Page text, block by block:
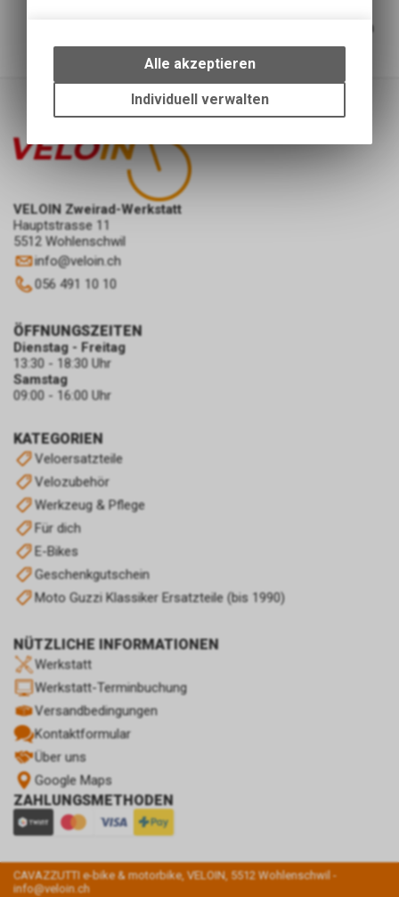
Sichert deine Flasche auch auf den ruppigsten Strecken
VELOIN Zweirad-Werkstatt
Hauptstrasse 11
5512 Wohlenschwil
info@veloin.ch
056 491 10 10
KATEGORIEN
Veloersatzteile
Velozubehör
Werkzeug & Pflege
Für dich
E-Bikes
Geschenkgutschein
Moto Guzzi Klassiker Ersatzteile (bis 1990)
NÜTZLICHE INFORMATIONEN
Werkstatt
Werkstatt-Terminbuchung
Versandbedingungen
Kontaktformular
Über uns
Google Maps
ZAHLUNGSMETHODEN
ÖFFNUNGSZEITEN
Dienstag - Freitag
13:30 - 18:30 Uhr
Samstag
09:00 - 16:00 Uhr
CAVAZZUTTI e-bike & motorbike, VELOIN, 5512 Wohlenschwil -
info@veloin.ch
bestimmte Interaktionen und
Einstellungen auf Ihrem Gerät,
um die grundlegenden
Funktionen unseres Online-
des Warenkorbs, zu
ermöglichen. Bitte beachten Sie,
dass die gespeicherten Daten
keinerlei Rückschlüsse auf Ihre
Alle akzeptieren
Individuell verwalten